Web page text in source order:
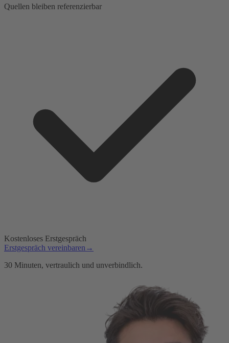
Quellen bleiben referenzierbar
Kostenloses Erstgespräch
Erstgespräch vereinbaren →
30 Minuten, vertraulich und unverbindlich.